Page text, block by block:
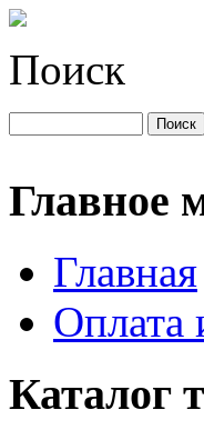
Поиск
Главное
Главная
Оплата
Каталог